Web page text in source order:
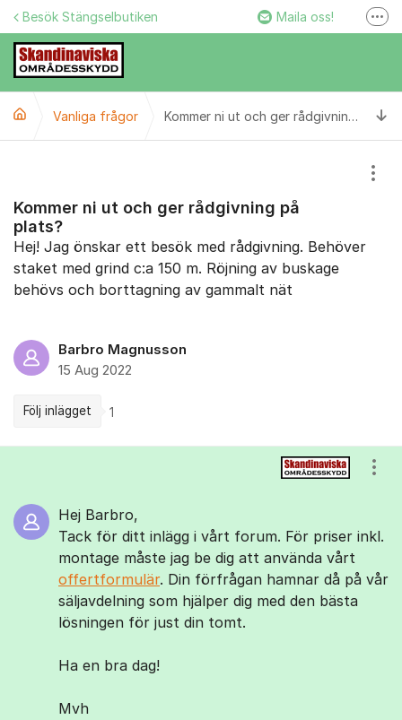
Hoppa till innehåll
Besök Stängselbutiken Maila oss!
Facebook
Vanliga frågor Kommer ni ut och ger rådgivning på plats?
Kommer ni ut och ger rådgivning på
plats?
Hej! Jag önskar ett besök med rådgivning. Behöver
staket med grind c:a 150 m. Röjning av buskage
behövs och borttagning av gammalt nät
Barbro Magnusson
15 Aug 2022
Följ inlägget 1
Hej Barbro,
Tack för ditt inlägg i vårt forum. För priser inkl.
montage måste jag be dig att använda vårt
offertformulär. Din förfrågan hamnar då på vår
säljavdelning som hjälper dig med den bästa
lösningen för just din tomt.
Ha en bra dag!
Mvh